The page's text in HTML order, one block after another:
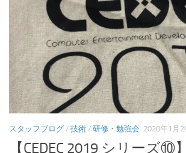
スタッフブログ / 技術 / 研修・勉強会 2020年1月
【CEDEC 2019 シリーズ⑩】